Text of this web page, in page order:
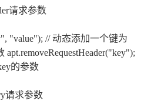
请求参数
"value"); // 动态添加一个键为
apt.removeRequestHeader("key");
的参数
请求参数